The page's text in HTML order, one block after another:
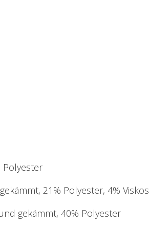
Polyester
21% Polyester, 4%
gekämmt, 40% Polyester